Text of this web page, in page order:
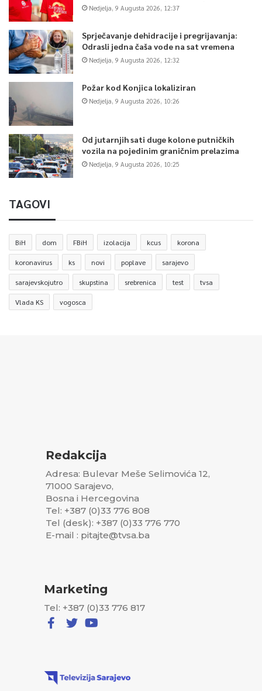
Nedjelja, 9 Augusta 2026, 12:37
Sprječavanje dehidracije i pregrijavanja:
Odrasli jedna čaša vode na sat vremena
Nedjelja, 9 Augusta 2026, 12:32
Požar kod Konjica lokaliziran
Nedjelja, 9 Augusta 2026, 10:26
Od jutarnjih sati duge kolone putničkih
vozila na pojedinim graničnim prelazima
Nedjelja, 9 Augusta 2026, 10:25
TAGOVI
BiH dom FBiH izolacija kcus korona
koronavirus ks novi poplave sarajevo
sarajevskojutro skupstina srebrenica test tvsa
Vlada KS vogosca
Redakcija
Adresa: Bulevar Meše Selimovića 12,
71000 Sarajevo,
Bosna i Hercegovina
Tel: +387 (0)33 776 808
Tel (desk): +387 (0)33 776 770
E-mail : pitajte@tvsa.ba
Marketing
Tel: +387 (0)33 776 817